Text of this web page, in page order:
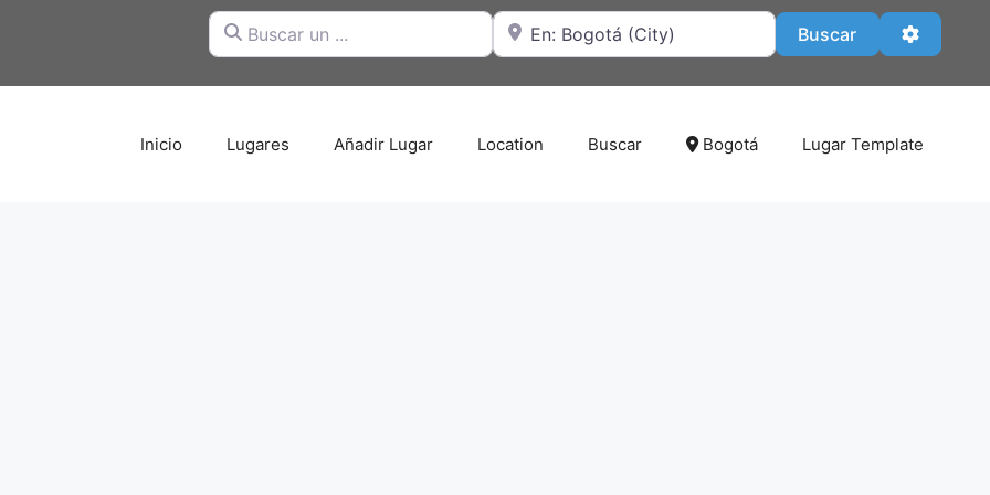
Buscar un ... Cerca de BuscarBuscar
Inicio Lugares Añadir Lugar Location Buscar Bogotá Lugar Template